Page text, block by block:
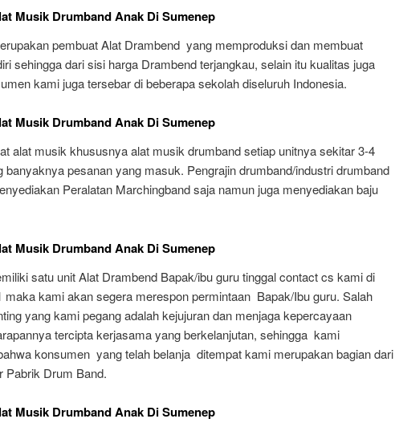
Musik Drumband Anak Di Sumenep
pembuat Alat Drambend yang memproduksi dan membuat
sehingga dari sisi harga Drambend terjangkau, selain itu kualitas juga
kami juga tersebar di beberapa sekolah diseluruh Indonesia.
Musik Drumband Anak Di Sumenep
alat musik khususnya alat musik drumband setiap unitnya sekitar 3-4
banyaknya pesanan yang masuk. Pengrajin drumband/industri drumband
Peralatan Marchingband saja namun juga menyediakan baju
Musik Drumband Anak Di Sumenep
satu unit Alat Drambend Bapak/ibu guru tinggal contact cs kami di
maka kami akan segera merespon permintaan Bapak/Ibu guru. Salah
yang kami pegang adalah kejujuran dan menjaga kepercayaan
tercipta kerjasama yang berkelanjutan, sehingga kami
konsumen yang telah belanja ditempat kami merupakan bagian dari
Pabrik Drum Band.
Musik Drumband Anak Di Sumenep